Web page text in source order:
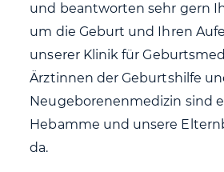
und beantworten sehr gern
um die Geburt und Ihren
unserer Klinik für
Ärztinnen der Geburtshilfe
Neugeborenenmedizin sind
Hebamme und unsere
da.